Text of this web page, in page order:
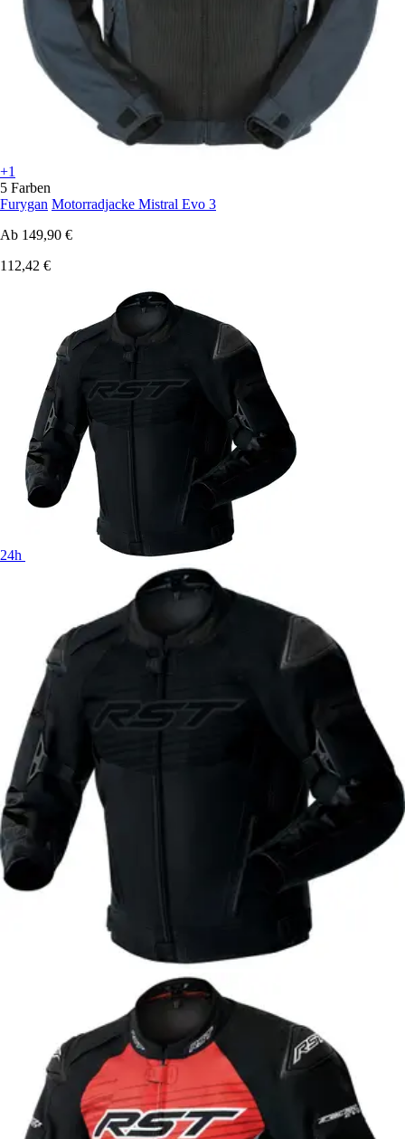
+1
5 Farben
Furygan Motorradjacke Mistral Evo 3
Ab 149,90 €
112,42 €
24h